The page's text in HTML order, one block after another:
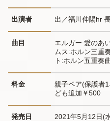
出演者 出／福川伸陽hr
曲目
エルガー:愛のあ
ムス:ホルン三重
ト:ホルン五重奏
料金
親子ペア(保護者
ども追加￥500
発売日 2021年5月12日(